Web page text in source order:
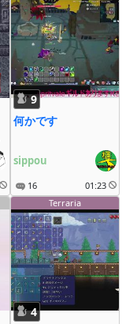
9
何かです
sippou
16
01:23
Terraria
4